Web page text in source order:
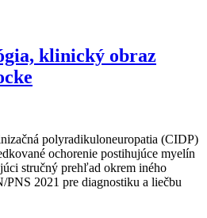
klinický obraz
polyradikuloneuropatia (CIDP)
ochorenie postihujúce myelín
stručný prehľad okrem iného
2021 pre diagnostiku a liečbu